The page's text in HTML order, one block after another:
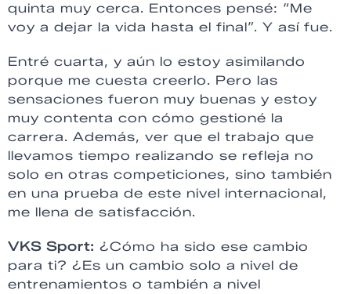
quinta muy cerca. Entonces pensé: “Me
voy a dejar la vida hasta el final”. Y así fue.
Entré cuarta, y aún lo estoy asimilando
porque me cuesta creerlo. Pero las
sensaciones fueron muy buenas y estoy
muy contenta con cómo gestioné la
carrera. Además, ver que el trabajo que
llevamos tiempo realizando se refleja no
solo en otras competiciones, sino también
en una prueba de este nivel internacional,
me llena de satisfacción.
VKS Sport: ¿Cómo ha sido ese cambio
para ti? ¿Es un cambio solo a nivel de
entrenamientos o también a nivel